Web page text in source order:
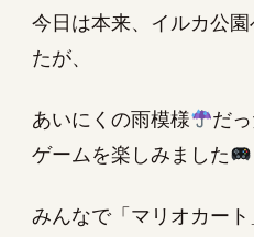
今日は本来、イルカ公
たが、
あいにくの雨模様
だ
ゲームを楽しみました
みんなで「マリオカー